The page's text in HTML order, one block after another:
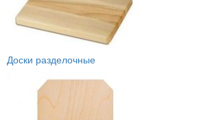
Доски разделочные